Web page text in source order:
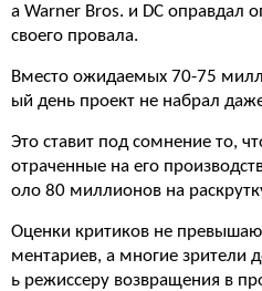
а Warner Bros. и DC оправдал
своего провала.
Вместо ожидаемых 70-75
ый день проект не набрал
Это ставит под сомнение то,
отраченные на его
оло 80 миллионов на
Оценки критиков не
ментариев, а многие зрители
ь режиссеру возвращения в